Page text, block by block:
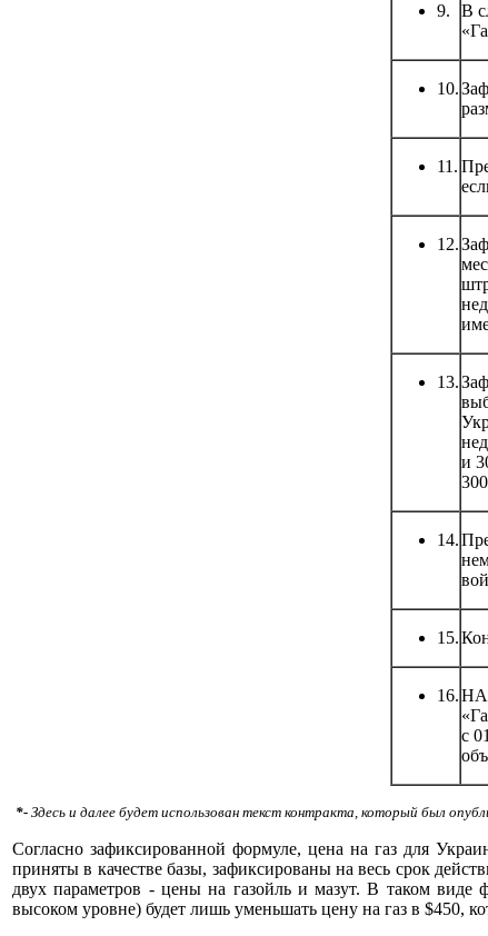
9.
В
10.
11.
12.
13.
и
14.
15.
16.
с
*- Здесь и далее будет использован текст контракта, который был
Согласно зафиксированной формуле, цена на газ для
приняты в качестве базы, зафиксированы на весь срок
двух параметров - цены на газойль и мазут. В таком виде
высоком уровне) будет лишь уменьшать цену на газ в $450,